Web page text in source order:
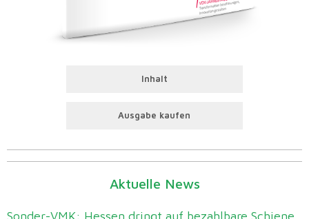
Inhalt
Ausgabe kaufen
Aktuelle News
Sonder-VMK: Hessen dringt auf bezahlbare Schiene